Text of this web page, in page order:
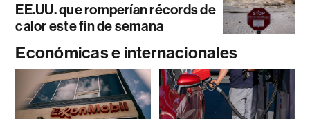
EE.UU. que romperían récords de
calor este fin de semana
Económicas e internacionales